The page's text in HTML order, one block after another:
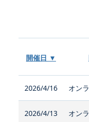
開催日 ▼
2026/4/16 オン
2026/4/13 オン